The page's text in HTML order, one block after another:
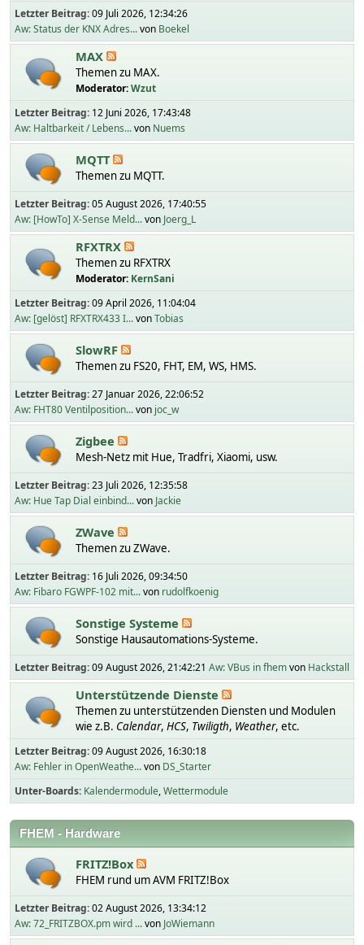
Letzter Beitrag:09 Juli 2026, 12:34:26
Aw: Status der KNX Adres...von Boekel
MAX
Themen zu MAX.
Moderator:Wzut
Letzter Beitrag: 12 Juni 2026, 17:43:48
Aw: Haltbarkeit / Lebens...von Nuems
MQTT
Themen zu MQTT.
Letzter Beitrag:05 August 2026, 17:40:55
Aw: [HowTo] X-Sense Meld...von Joerg_L
RFXTRX
Themen zu RFXTRX
Moderator: KernSani
Letzter Beitrag:09 April 2026, 11:04:04
Aw: [gelöst] RFXTRX433 I...vonTobias
SlowRF
Themen zu FS20, FHT, EM, WS, HMS.
Letzter Beitrag:27 Januar 2026, 22:06:52
Aw: FHT80 Ventilposition...von joc_w
Zigbee
Mesh-Netz mit Hue, Tradfri, Xiaomi, usw.
Letzter Beitrag:23 Juli 2026, 12:35:58
Aw: Hue Tap Dial einbind...von Jackie
ZWave
Themen zu ZWave.
Letzter Beitrag: 16 Juli 2026, 09:34:50
Aw: Fibaro FGWPF-102 mit...von rudolfkoenig
Sonstige Systeme
Sonstige Hausautomations-Systeme.
Letzter Beitrag:09 August 2026, 21:42:21 Aw: VBus in fhemvon Hackstall
Unterstützende Dienste
Themen zu unterstützenden Diensten und Modulen
wie z.B. Calendar, HCS, Twiligth, Weather, etc.
Letzter Beitrag:09 August 2026, 16:30:18
Aw: Fehler in OpenWeathe...von DS_Starter
Unter-Boards Kalendermodule Wettermodule
FHEM - Hardware
FRITZ!Box
FHEM rund um AVM FRITZ!Box
Letzter Beitrag:02 August 2026, 13:34:12
Aw: 72_FRITZBOX.pm wird ...von JoWiemann